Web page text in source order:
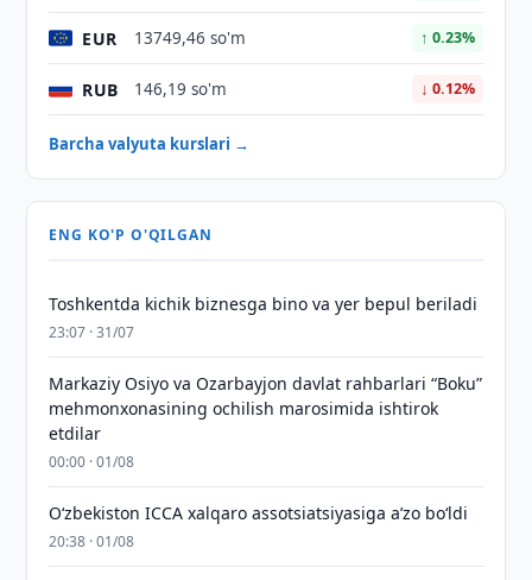
EUR 13749,46 so'm ↑ 0.23%
RUB 146,19 so'm ↓ 0.12%
Barcha valyuta kurslari →
ENG KO'P O'QILGAN
Toshkentda kichik biznesga bino va yer bepul beriladi
23:07 · 31/07
Markaziy Osiyo va Ozarbayjon davlat rahbarlari “Boku”
mehmonxonasining ochilish marosimida ishtirok
etdilar
00:00 · 01/08
O‘zbekiston ICCA xalqaro assotsiatsiyasiga aʼzo bo‘ldi
20:38 · 01/08